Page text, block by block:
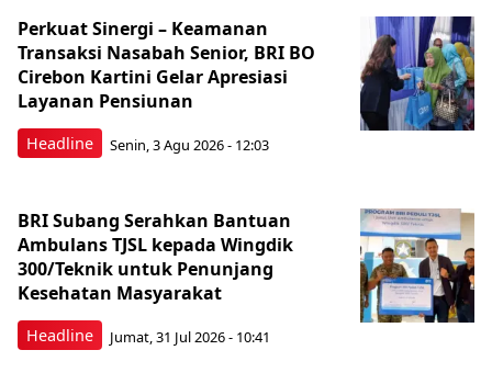
Headline
Perkuat Sinergi – Keamanan
Transaksi Nasabah Senior, BRI BO
Cirebon Kartini Gelar Apresiasi
Layanan Pensiunan
Senin, 3 Agu 2026 - 12:03
Headline
BRI Subang Serahkan Bantuan
Ambulans TJSL kepada Wingdik
300/Teknik untuk Penunjang
Kesehatan Masyarakat ​
Jumat, 31 Jul 2026 - 10:41